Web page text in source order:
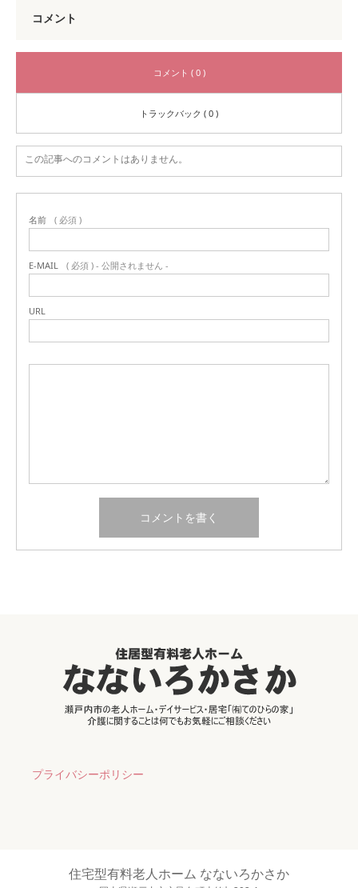
コメント
コメント ( 0 )
トラックバック ( 0 )
この記事へのコメントはありません。
名前 ( 必須 )
E-MAIL ( 必須 ) - 公開されません -
URL
プライバシーポリシー
住宅型有料老人ホーム なないろかさか